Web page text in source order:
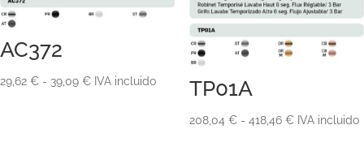
AC372
29,62 € - 39,09 €Rango
IVA incluido TP01A
208,04 € - 418,46 €Rango
IVA incluido